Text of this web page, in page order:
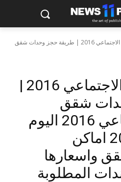
شقق الاسكان الاجتماعي 2016 | طريقة حجز وحدات شقق
شقق الاسكان الاجتماعي 2016 |
شقق
الاسكان الاجتماعي 2016 اليوم
الاحد 24-4-2016 اماكن
واسعارها
المطلوبة